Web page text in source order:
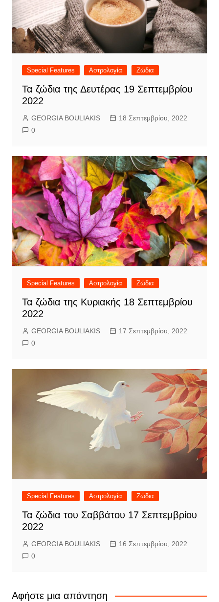
Special Features Αστρολογία Ζώδια
Τα ζώδια της Δευτέρας 19 Σεπτεμβρίου
2022
GEORGIA BOULIAKIS
18 Σεπτεμβρίου, 2022
0
Special Features Αστρολογία Ζώδια
Τα ζώδια της Κυριακής 18 Σεπτεμβρίου
2022
GEORGIA BOULIAKIS
17 Σεπτεμβρίου, 2022
0
Special Features Αστρολογία Ζώδια
Τα ζώδια του Σαββάτου 17 Σεπτεμβρίου
2022
GEORGIA BOULIAKIS
16 Σεπτεμβρίου, 2022
0
Αφήστε μια απάντηση